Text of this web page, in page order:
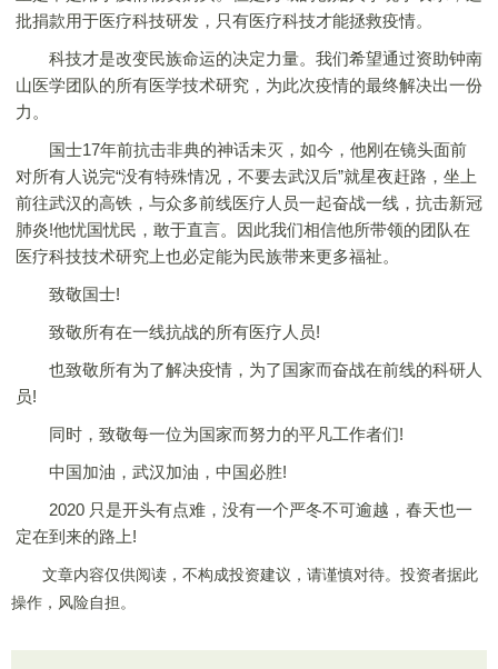
批捐款用于医疗科技研发，只有医疗科技才能拯救疫情。
科技才是改变民族命运的决定力量。我们希望通过资助钟南
山医学团队的所有医学技术研究，为此次疫情的最终解决出一份
力。
国士17年前抗击非典的神话未灭，如今，他刚在镜头面前
对所有人说完“没有特殊情况，不要去武汉后”就星夜赶路，坐上
前往武汉的高铁，与众多前线医疗人员一起奋战一线，抗击新冠
肺炎!他忧国忧民，敢于直言。因此我们相信他所带领的团队在
医疗科技技术研究上也必定能为民族带来更多福祉。
致敬国士!
致敬所有在一线抗战的所有医疗人员!
也致敬所有为了解决疫情，为了国家而奋战在前线的科研人
员!
同时，致敬每一位为国家而努力的平凡工作者们!
中国加油，武汉加油，中国必胜!
2020 只是开头有点难，没有一个严冬不可逾越，春天也一
定在到来的路上!
文章内容仅供阅读，不构成投资建议，请谨慎对待。投资者据此
操作，风险自担。